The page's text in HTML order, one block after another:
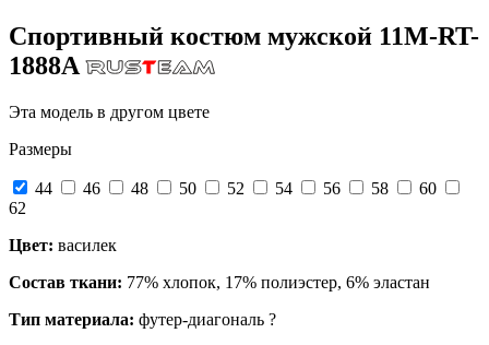
Спортивный костюм мужской 11M-RT-
1888A
Эта модель в другом цвете
Размеры
44 46 48 50 52 54 56 58
60
62
Цвет: василек
Состав ткани: 77% хлопок, 17% полиэстер, 6% эластан
Тип материала: футер-диагональ ?